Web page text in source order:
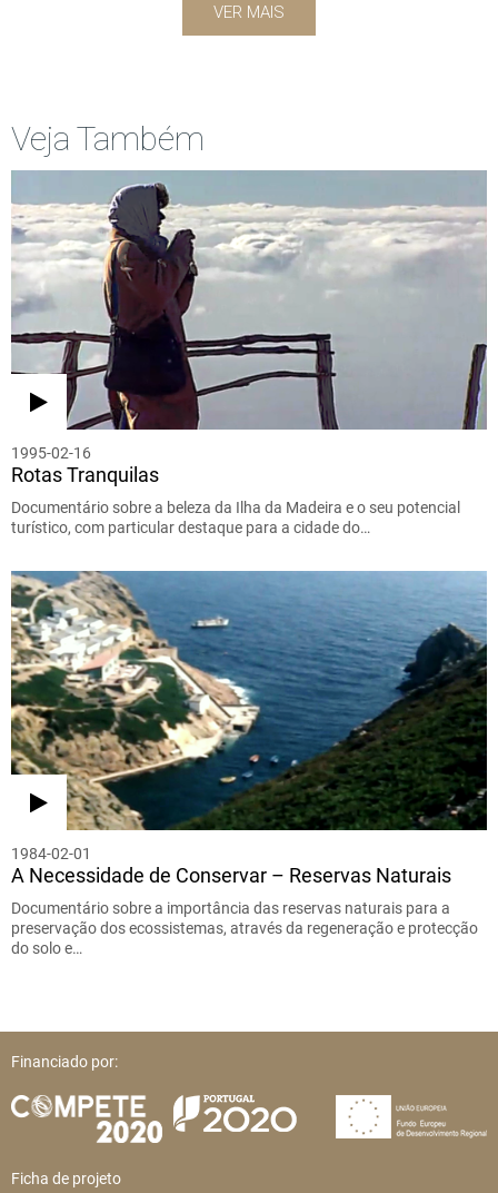
VER MAIS
Veja Também
1995-02-16
Rotas Tranquilas
Documentário sobre a beleza da Ilha da Madeira e o seu potencial
turístico, com particular destaque para a cidade do…
1984-02-01
A Necessidade de Conservar – Reservas Naturais
Documentário sobre a importância das reservas naturais para a
preservação dos ecossistemas, através da regeneração e protecção
do solo e…
Financiado por:
Ficha de projeto